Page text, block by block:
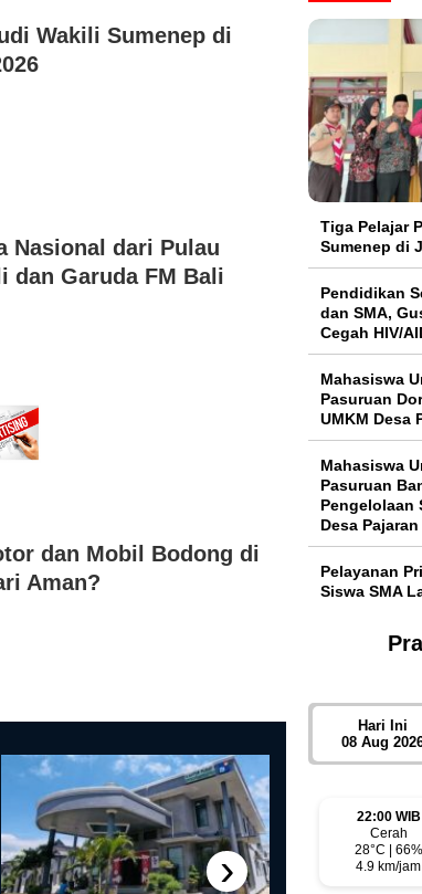
Wakili Sumenep di
Nasional dari Pulau
dan Garuda FM Bali
dan Mobil Bodong di
Aman?
›
Tiga Pelajar
Sumenep di
Pendidikan
dan SMA,
Cegah HIV/
Mahasiswa
Pasuruan
UMKM Desa
Mahasiswa
Pasuruan
Pengelolaan
Desa Pajaran
Pelayanan
Siswa SMA
Hari Ini
08 Aug
22:00 WIB
Cerah
28°C | 66%
4.9 km/jam